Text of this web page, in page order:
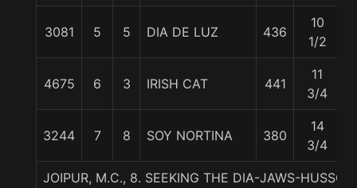
3081 5 5 DIA DE LUZ 436
10
1/2
4675 6 3 IRISH CAT 441
11
3/4
3244 7 8 SOY NORTINA 380
14
3/4
JOIPUR, M.C., 8. SEEKING THE DIA-JAWS-